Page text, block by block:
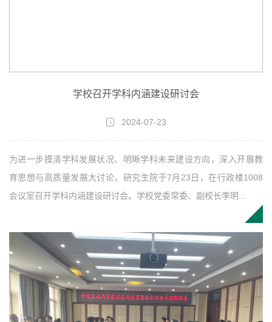
学校召开学科内涵建设研讨会
2024-07-23
为进一步摸清学科发展状况、明晰学科未来建设方向，深入开展教
育思想与高质量发展大讨论，研究生院于7月23日，在行政楼1008
会议室召开学科内涵建设研讨会。学校党委常委、副校长李明...